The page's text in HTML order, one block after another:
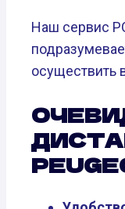
Наш сервис
осуществить